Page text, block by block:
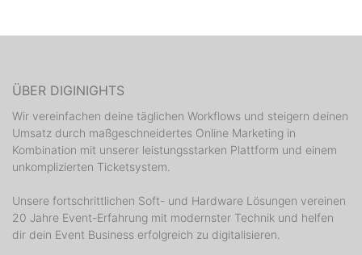
ÜBER DIGINIGHTS
Wir vereinfachen deine täglichen Workflows und steigern deinen
Umsatz durch maßgeschneidertes Online Marketing in
Kombination mit unserer leistungsstarken Plattform und einem
unkomplizierten Ticketsystem.
Unsere fortschrittlichen Soft- und Hardware Lösungen vereinen
20 Jahre Event-Erfahrung mit modernster Technik und helfen
dir dein Event Business erfolgreich zu digitalisieren.